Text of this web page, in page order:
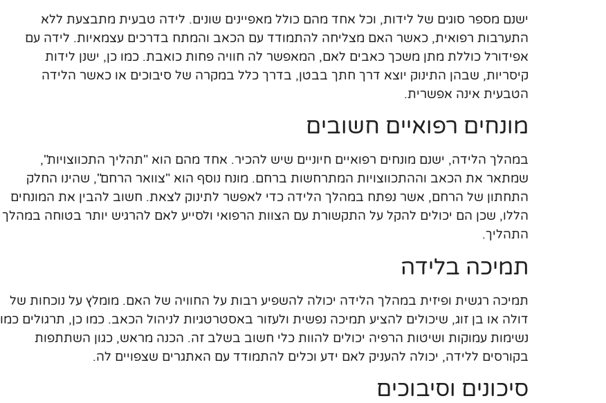
ישנם מספר סוגים של לידות, וכל אחד מהם כולל מאפיינים שונים. לידה טבעית מתבצעת ללא
התערבות רפואית, כאשר האם מצליחה להתמודד עם הכאב והמתח בדרכים עצמאיות. לידה עם
אפידורל כוללת מתן משכך כאבים לאם, המאפשר לה חוויה פחות כואבת. כמו כן, ישנן לידות
קיסריות, שבהן התינוק יוצא דרך חתך בבטן, בדרך כלל במקרה של סיבוכים או כאשר הלידה
הטבעית אינה אפשרית.
מונחים רפואיים חשובים
במהלך הלידה, ישנם מונחים רפואיים חיוניים שיש להכיר. אחד מהם הוא "תהליך התכווצויות",
שמתאר את הכאב וההתכווצויות המתרחשות ברחם. מונח נוסף הוא "צוואר הרחם", שהינו החלק
התחתון של הרחם, אשר נפתח במהלך הלידה כדי לאפשר לתינוק לצאת. חשוב להבין את המונחים
הללו, שכן הם יכולים להקל על התקשורת עם הצוות הרפואי ולסייע לאם להרגיש יותר בטוחה במהלך
התהליך.
תמיכה בלידה
תמיכה רגשית ופיזית במהלך הלידה יכולה להשפיע רבות על החוויה של האם. מומלץ על נוכחות של
דולה או בן זוג, שיכולים להציע תמיכה נפשית ולעזור באסטרטגיות לניהול הכאב. כמו כן, תרגולים כמו
נשימות עמוקות ושיטות הרפיה יכולים להוות כלי חשוב בשלב זה. הכנה מראש, כגון השתתפות
בקורסים ללידה, יכולה להעניק לאם ידע וכלים להתמודד עם האתגרים שצפויים לה.
סיכונים וסיבוכים